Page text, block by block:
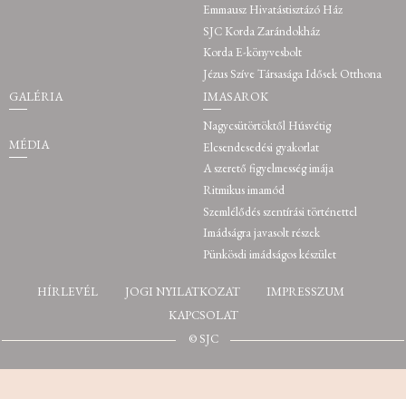
Emmausz Hivatástisztázó Ház
SJC Korda Zarándokház
Korda E-könyvesbolt
Jézus Szíve Társasága Idősek Otthona
GALÉRIA
MÉDIA
IMASAROK
Nagycsütörtöktől Húsvétig
Elcsendesedési gyakorlat
A szerető figyelmesség imája
Ritmikus imamód
Szemlélődés szentírási történettel
Imádságra javasolt részek
Pünkösdi imádságos készület
HÍRLEVÉL JOGI NYILATKOZAT
IMPRESSZUM
KAPCSOLAT
© SJC